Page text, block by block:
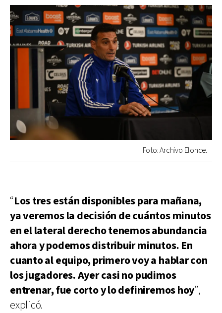
Foto: Archivo Elonce.
“Los tres están disponibles para mañana,
ya veremos la decisión de cuántos minutos
en el lateral derecho tenemos abundancia
ahora y podemos distribuir minutos. En
cuanto al equipo, primero voy a hablar con
los jugadores. Ayer casi no pudimos
entrenar, fue corto y lo definiremos hoy”,
explicó.